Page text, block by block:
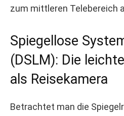
zum mittleren Telebereich
Spiegellose
(DSLM): Die
als Reisekamera
Betrachtet man die